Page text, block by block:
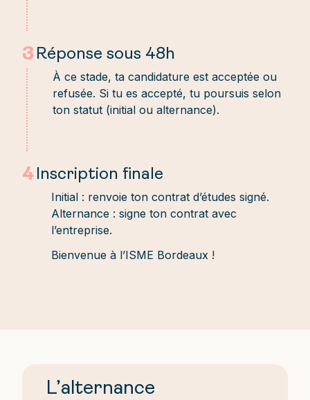
3 Réponse sous 48h
À ce stade, ta candidature est acceptée ou
refusée. Si tu es accepté, tu poursuis selon
ton statut (initial ou alternance).
4 Inscription finale
Initial : renvoie ton contrat d’études signé.
Alternance : signe ton contrat avec
l’entreprise.
Bienvenue à l’ISME Bordeaux !
L’alternance